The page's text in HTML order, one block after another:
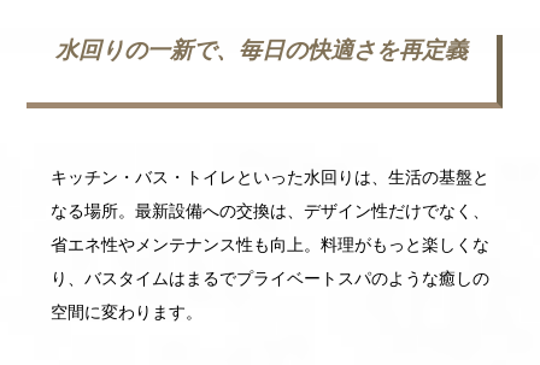
水回りの一新で、毎日の快適さを再定義
キッチン・バス・トイレといった水回りは、生活の基盤と
なる場所。最新設備への交換は、デザイン性だけでなく、
省エネ性やメンテナンス性も向上。料理がもっと楽しくな
り、バスタイムはまるでプライベートスパのような癒しの
空間に変わります。